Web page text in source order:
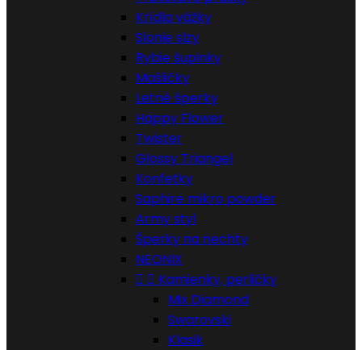
Krídla vážky
Slonie slzy
Rybie šupinky
Mašličky
Letné šperky
Happy Flower
Twister
Glossy Triangel
Konfetky
Saphire mikro powder
Army styl
Šperky na nechty
NEONIX
  Kamienky, perličky
Mix Diamond
Swarovski
Klasik